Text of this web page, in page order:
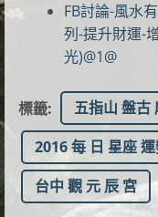
FB討論-風水
列-提升財運-
光)@1@
標籤: 五指山 盤古
2016 每 日 星座
台中 觀 元 辰 宮